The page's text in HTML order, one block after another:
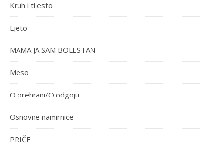
Kruh i tijesto
Ljeto
MAMA JA SAM BOLESTAN
Meso
O prehrani/O odgoju
Osnovne namirnice
PRIČE